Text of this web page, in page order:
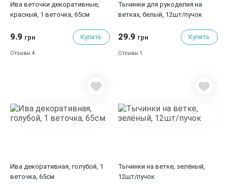
Ива веточки декоративные,
красный, 1 веточка, 65см
9.9 грн Купить
Отзывы 4
Тычинки для рукоделия на
ветках, белый, 12шт/пучок
29.9 грн Купить
Отзывы 1
Ива декоративная, голубой, 1
веточка, 65см
Тычинки на ветке, зелёный,
12шт/пучок